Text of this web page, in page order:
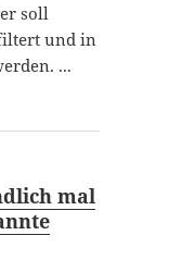
soll
und in
...
mal